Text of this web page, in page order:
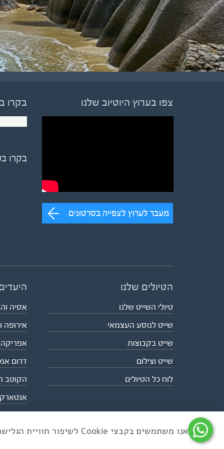
צפו בערוץ היוטיוב שלנו
מעבר לערוץ לצפייה בסרטונים
בקרו
בקרו
הטיולים שלנו
טיולי השייט שלנו
שייט לנוסע העצמאי
שייט בקבוצות
שייט וצילום
לוח כל הטיולים
אסיה
אירופה
אפריקה
דרום
הקוטב
כל הזכויות שמורות לאקו טיולי שטח | טלפון 03-6879090 | פקס 03-6879099 |
אנו משתמשים בקבצי Cookie לשיפור חוויית הגלישה ולניתוח שימוש באתר